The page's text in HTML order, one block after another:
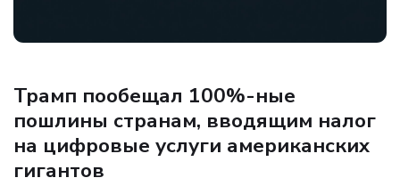
Трамп пообещал 100%-ные
пошлины странам, вводящим налог
на цифровые услуги американских
гигантов